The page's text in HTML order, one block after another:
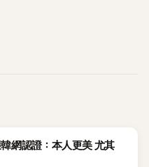
認證：本人更美 尤其